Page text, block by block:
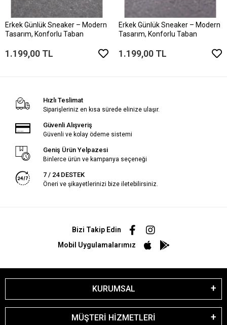
Erkek Günlük Sneaker – Modern
Tasarım, Konforlu Taban
1.199,00 TL
Erkek Günlük Sneaker – Modern
Tasarım, Konforlu Taban
1.199,00 TL
Hızlı Teslimat
Siparişleriniz en kısa sürede elinize ulaşır.
Güvenli Alışveriş
Güvenli ve kolay ödeme sistemi
Geniş Ürün Yelpazesi
Binlerce ürün ve kampanya seçeneği
7 / 24 DESTEK
Öneri ve şikayetlerinizi bize iletebilirsiniz.
Bizi Takip Edin
Mobil Uygulamalarımız
KURUMSAL
MÜŞTERİ HİZMETLERİ